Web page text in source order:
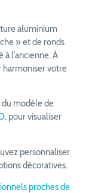
aluminium
» et de ronds
l’ancienne. À
harmoniser votre
du modèle de
pour visualiser
personnaliser
décoratives.
proches de